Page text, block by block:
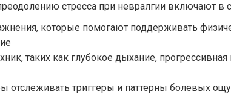
стресса при невралгии включают в
которые помогают поддерживать
таких как глубокое дыхание,
отслеживать триггеры и паттерны болевых